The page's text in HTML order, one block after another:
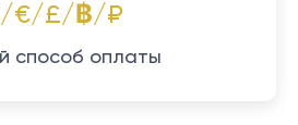
€/£/฿/₽
способ оплаты